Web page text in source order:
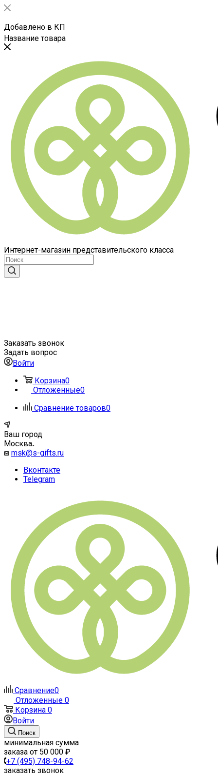
Добавлено в КП
Название товара
Интернет-магазин представительского класса
Заказать звонок
Задать вопрос
Войти
Корзина0
Отложенные0
Сравнение товаров0
Ваш город
Москва
msk@s-gifts.ru
Вконтакте
Telegram
Сравнение0
Отложенные 0
Корзина 0
Войти
Поиск
минимальная сумма
заказа от 50 000 ₽
+7 (495) 748-94-62
заказать звонок